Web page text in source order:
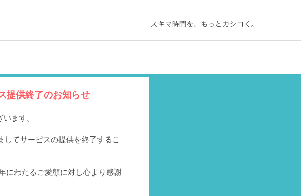
提供終了のお知らせ
ます。
してサービスの提供を終了するこ
にわたるご愛顧に対し心より感謝